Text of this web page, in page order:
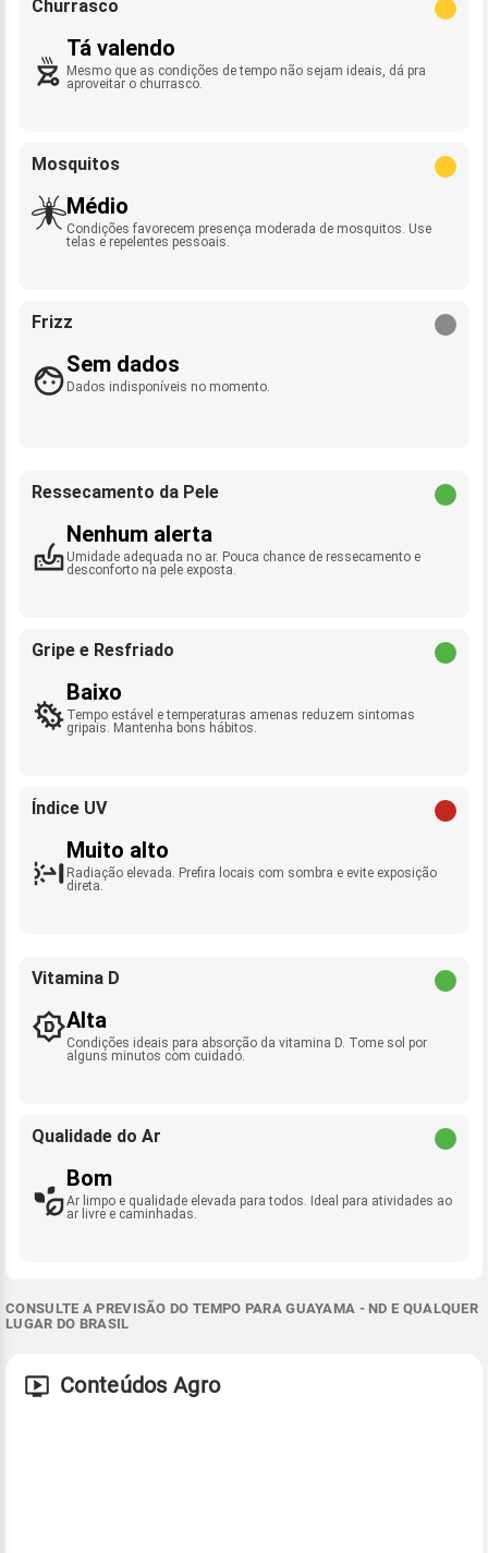
Churrasco
Tá valendo
Mesmo que as condições de tempo não sejam ideais, dá pra
aproveitar o churrasco.
Mosquitos
Médio
Condições favorecem presença moderada de mosquitos. Use
telas e repelentes pessoais.
Frizz
Sem dados
Dados indisponíveis no momento.
Ressecamento da Pele
Nenhum alerta
Umidade adequada no ar. Pouca chance de ressecamento e
desconforto na pele exposta.
Gripe e Resfriado
Baixo
Tempo estável e temperaturas amenas reduzem sintomas
gripais. Mantenha bons hábitos.
Índice UV
Muito alto
Radiação elevada. Prefira locais com sombra e evite exposição
direta.
Vitamina D
Alta
Condições ideais para absorção da vitamina D. Tome sol por
alguns minutos com cuidado.
Qualidade do Ar
Bom
Ar limpo e qualidade elevada para todos. Ideal para atividades ao
ar livre e caminhadas.
CONSULTE A PREVISÃO DO TEMPO PARA GUAYAMA - ND E QUALQUER
LUGAR DO BRASIL
Conteúdos Agro